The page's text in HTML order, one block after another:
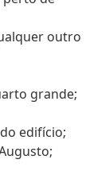
outro
grande;
edifício;